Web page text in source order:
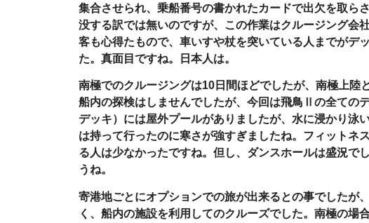
集合させられ、乗船番号の書かれたカードで出欠を取ら
没する訳では無いのですが、この作業はクルージング会
客も心得たもので、車いすや杖を突いている人までがデ
た。真面目ですね。日本人は。
南極でのクルージングは10 日間ほどでしたが、南極上陸
船内の探検はしませんでしたが、今回は飛鳥Ⅱの全ての
デッキ）には屋外プールがありましたが、水に浸かり泳
は持って行ったのに寒さが強すぎましたね。フィットネ
る人は少なかったですね。但し、ダンスホールは盛況で
うね。
寄港地ごとにオプションでの旅が出来るとの事でしたが
く、船内の施設を利用してのクルーズでした。南極の場